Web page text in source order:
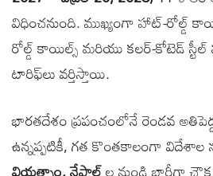
విధించనుంది. ముఖ్యంగా హాట్-రోల్డ్
రోల్డ్ కాయిల్స్ మరియు కలర్-కోటెడ్ స్టీల్
టారిఫ్‌లు వర్తిస్తాయి.
భారతదేశం ప్రపంచంలోనే రెండవ
ఉన్నప్పటికీ, గత కొంతకాలంగా విదేశాల